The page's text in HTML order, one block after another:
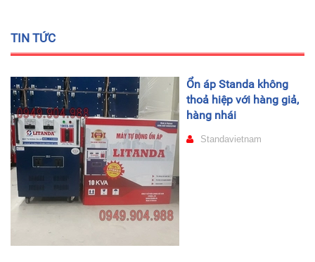
TIN TỨC
Ổn áp Standa không
thoả hiệp với hàng giả,
hàng nhái
Standavietnam